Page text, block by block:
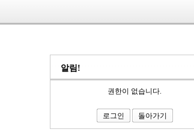
알림!
권한이 없습니다.
로그인 돌아가기